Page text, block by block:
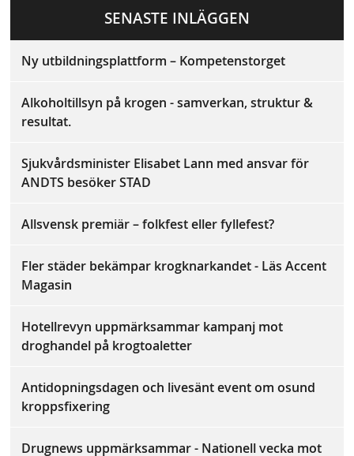
a
SENASTE INLÄGGEN
Ny utbildningsplattform – Kompetenstorget
Alkoholtillsyn på krogen - samverkan, struktur &
resultat.
Sjukvårdsminister Elisabet Lann med ansvar för
ANDTS besöker STAD
Allsvensk premiär – folkfest eller fyllefest?
Fler städer bekämpar krogknarkandet - Läs Accent
Magasin
Hotellrevyn uppmärksammar kampanj mot
droghandel på krogtoaletter
Antidopningsdagen och livesänt event om osund
kroppsfixering
Drugnews uppmärksammar - Nationell vecka mot